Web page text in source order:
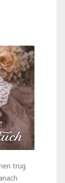
trug